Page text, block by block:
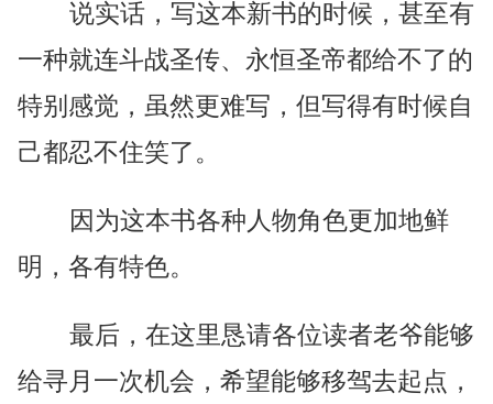
说实话，写这本新书的时候，甚至有
一种就连斗战圣传、永恒圣帝都给不了的
特别感觉，虽然更难写，但写得有时候自
己都忍不住笑了。
因为这本书各种人物角色更加地鲜
明，各有特色。
最后，在这里恳请各位读者老爷能够
给寻月一次机会，希望能够移驾去起点，